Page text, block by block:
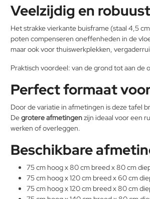
Veelzijdig en
Het strakke vierkante buisframe (staal 4,5
poten compenseren oneffenheden in de
maar ook voor thuiswerkplekken,
Praktisch voordeel: van de grond tot aan
Perfect formaat
Door de variatie in afmetingen is deze tafel
Degrotere afmetingenzijn ideaal voor een
werken of overleggen.
Beschikbare
75 cm hoog x 80 cm breed x 80 cm
75 cm hoog x 120 cm breed x 60 cm
75 cm hoog x 120 cm breed x 80 cm